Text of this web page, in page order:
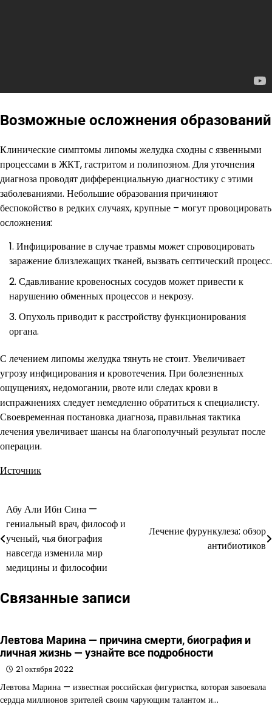
Возможные осложнения образований
Клинические симптомы липомы желудка сходны с язвенными
процессами в ЖКТ, гастритом и полипозном. Для уточнения
диагноза проводят дифференциальную диагностику с этими
заболеваниями. Небольшие образования причиняют
беспокойство в редких случаях, крупные – могут провоцировать
осложнения:
Инфицирование в случае травмы может спровоцировать
заражение близлежащих тканей, вызвать септический процесс.
Сдавливание кровеносных сосудов может привести к
нарушению обменных процессов и некрозу.
Опухоль приводит к расстройству функционирования
органа.
С лечением липомы желудка тянуть не стоит. Увеличивает
угрозу инфицирования и кровотечения. При болезненных
ощущениях, недомогании, рвоте или следах крови в
испражнениях следует немедленно обратиться к специалисту.
Своевременная постановка диагноза, правильная тактика
лечения увеличивает шансы на благополучный результат после
операции.
Источник
Навигация
по
записям
Абу Али Ибн Сина —
гениальный врач, философ и
ученый, чья биография
навсегда изменила мир
медицины и философии
Лечение фурункулеза: обзор
антибиотиков
Связанные записи
Левтова Марина — причина смерти, биография и
личная жизнь — узнайте все подробности
21 октября 2022
Левтова Марина — известная российская фигуристка, которая завоевала
сердца миллионов зрителей своим чарующим талантом и…